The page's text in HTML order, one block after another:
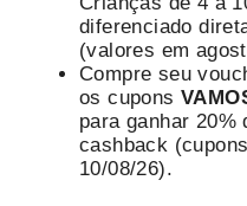
diferenciado
(valores em
Compre seu
os cupons
para ganhar 20%
cashback
10/08/26).